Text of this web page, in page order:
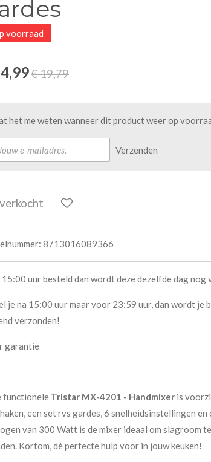
voorraad
€ 19,79
het me weten wanneer dit product weer op
Verzenden
8713016089366
uur besteld dan wordt deze dezelfde dag nog
je na 15:00 uur maar voor 23:59 uur, dan wordt je
verzonden!
garantie
functionele Tristar MX-4201 - Handmixer is
een set rvs gardes, 6 snelheidsinstellingen
van 300 Watt is de mixer ideaal om slagroom
Kortom, dé perfecte hulp voor in jouw keuken!